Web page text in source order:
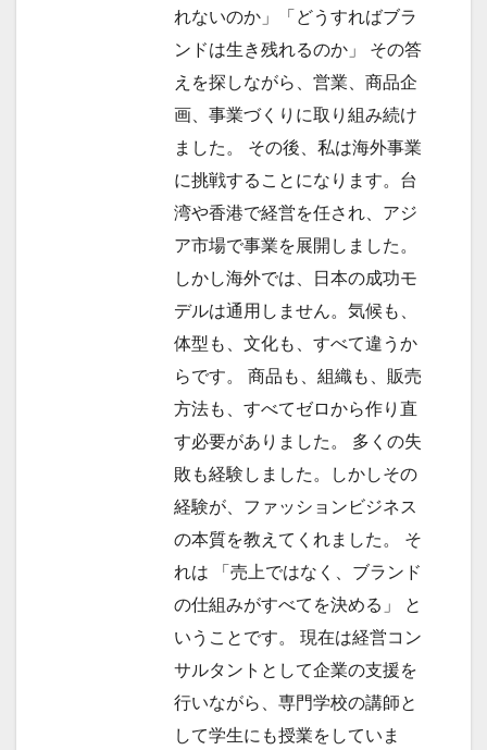
れないのか」「どうすればブラ
ンドは生き残れるのか」 その答
えを探しながら、営業、商品企
画、事業づくりに取り組み続け
ました。 その後、私は海外事業
に挑戦することになります。台
湾や香港で経営を任され、アジ
ア市場で事業を展開しました。
しかし海外では、日本の成功モ
デルは通用しません。気候も、
体型も、文化も、すべて違うか
らです。 商品も、組織も、販売
方法も、すべてゼロから作り直
す必要がありました。 多くの失
敗も経験しました。しかしその
経験が、ファッションビジネス
の本質を教えてくれました。 そ
れは 「売上ではなく、ブランド
の仕組みがすべてを決める」 と
いうことです。 現在は経営コン
サルタントとして企業の支援を
行いながら、専門学校の講師と
して学生にも授業をしていま